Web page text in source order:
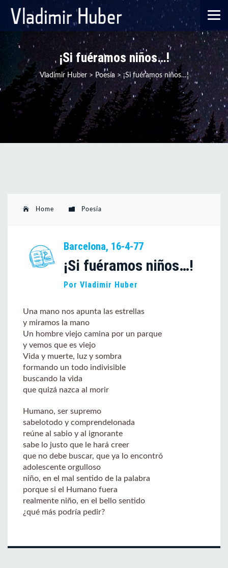
¡Si fuéramos niños…!
Vladimir Huber> Poesía > ¡Si fuéramos niños…!
Home Poesía
Barcelona, 16-4-77
¡Si fuéramos niños…!
Por Vladimir Huber
Una mano nos apunta las estrellas
y miramos la mano
Un hombre viejo camina por un parque
y vemos que es viejo
Vida y muerte, luz y sombra
formando un todo indivisible
buscando la vida
que quizá nazca al morir
Humano, ser supremo
sabelotodo y comprendelonada
reúne al sabio y al ignorante
sabe lo justo que le hará creer
que no debe buscar, que ya lo encontró
adolescente orgulloso
niño, en el mal sentido de la palabra
porque si el Humano fuera
realmente niño, en el bello sentido
¿qué más podría pedir?